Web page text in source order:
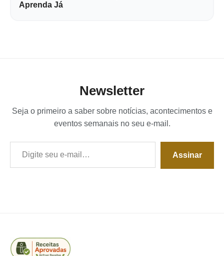
Aprenda Já
Newsletter
Seja o primeiro a saber sobre notícias, acontecimentos e
eventos semanais no seu e-mail.
Digite seu e-mail…
Assinar